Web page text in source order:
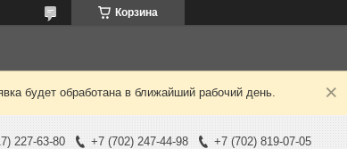
Корзина
будет обработана в ближайший рабочий день.
227-63-80 +7 (702) 247-44-98 +7 (702) 819-07-05